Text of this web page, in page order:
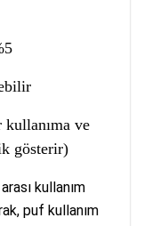
ve
gösterir)
kullanım
puf kullanım